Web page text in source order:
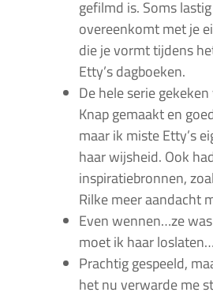
gefilmd is. Soms
overeenkomt met je
die je vormt tijdens
Etty’s dagboeken.
De hele serie
Knap gemaakt en
maar ik miste Etty’s
haar wijsheid. Ook
inspiratiebronnen,
Rilke meer aandacht
Even wennen…ze
moet ik haar
Prachtig gespeeld,
het nu verwarde me